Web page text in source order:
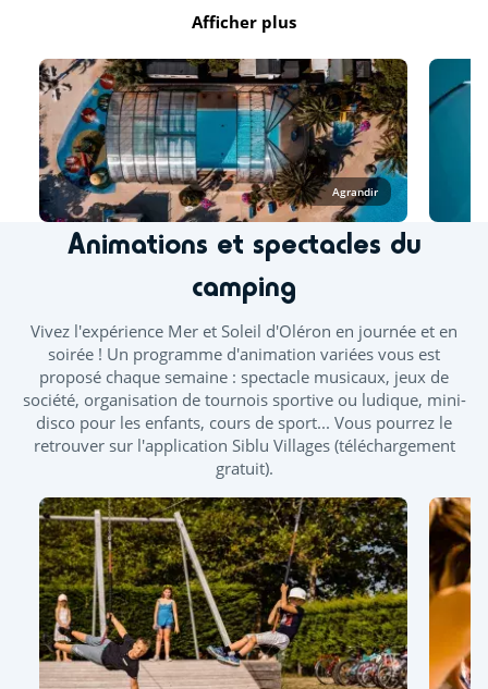
12h30 et de 14h à 18h30
Juillet et août : les deux bassins, intérieur et extérieur de 10h
à 19h30
Toboggans en juillet et août : de 10h30 à 12h30 et de 15h à
19h
Octobre : piscine couverte uniquement, de 10h à 12h30 et
de 14h à 17h30
Tout l'espace aquatique ainsi que les toboggans seront
ouverts en juillet et août. A minima, un bassin couvert est
partir de mai. Des journées continues vous sont proposées
À l’espace aquatique, seuls les vêtements de bain
confectionnés dans un tissu adapté à la baignade sont
autorisés, tels que les maillots (une ou deux pièces), boxers,
bikinis ou burkinis.
Piscine extérieure chauffée
Pataugeoire extérieure
Splashzone - Jeux enfants
Toboggan
Afficher plus
Agrandir
Animations et spectacles du
camping
Vivez l'expérience Mer et Soleil d'Oléron en journée et en
soirée ! Un programme d'animation variées vous est
proposé chaque semaine : spectacle musicaux, jeux de
société, organisation de tournois sportive ou ludique, mini-
disco pour les enfants, cours de sport... Vous pourrez le
retrouver sur l'application Siblu Villages (téléchargement
gratuit).